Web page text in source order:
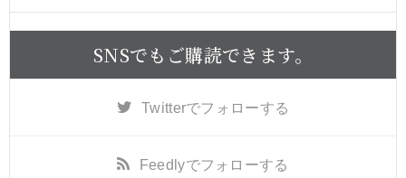
SNSでもご購読できます。
Twitterでフォローする
Feedlyでフォローする